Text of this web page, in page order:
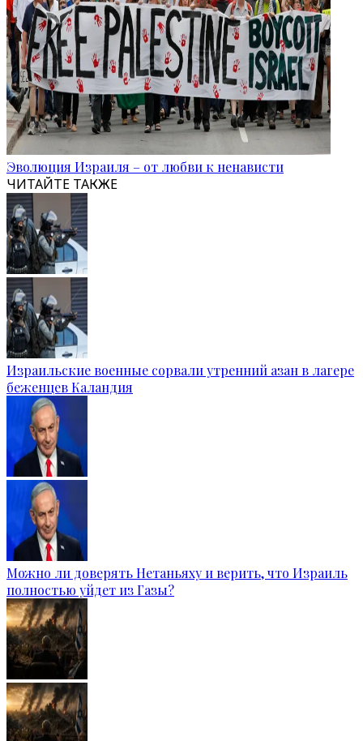
Эволюция Израиля – от любви к ненависти
ЧИТАЙТЕ ТАКЖЕ
Израильские военные сорвали утренний азан в лагере
беженцев Каландия
Можно ли доверять Нетаньяху и верить, что Израиль
полностью уйдет из Газы?